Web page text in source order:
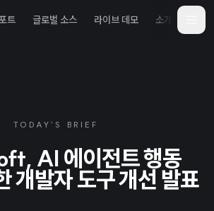
트 글로벌 소스 라이브 데모 소개
TODAY'S BRIEF
AI 에이전트 행동
개발자 도구 개선 발표